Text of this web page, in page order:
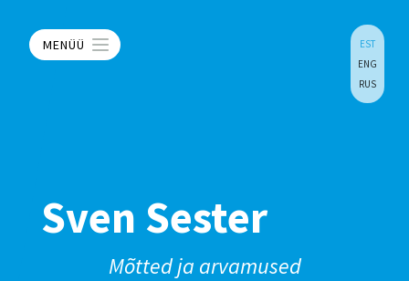
MENÜÜ
EST
ENG
RUS
Sven Sester
Mõtted ja arvamused